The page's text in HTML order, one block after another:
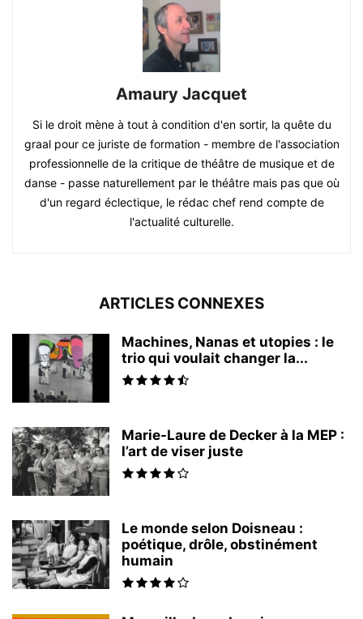
Amaury Jacquet
Si le droit mène à tout à condition d'en sortir, la quête du
graal pour ce juriste de formation - membre de l'association
professionnelle de la critique de théâtre de musique et de
danse - passe naturellement par le théâtre mais pas que où
d'un regard éclectique, le rédac chef rend compte de
l'actualité culturelle.
ARTICLES CONNEXES
Machines, Nanas et utopies : le
trio qui voulait changer la...
Marie-Laure de Decker à la MEP :
l’art de viser juste
Le monde selon Doisneau :
poétique, drôle, obstinément
humain